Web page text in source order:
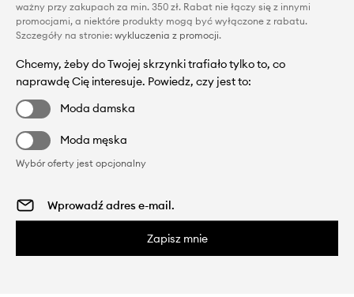
ważny przy zakupach za min. 350 zł. Rabat nie łączy się z innymi
promocjami, a niektóre produkty mogą być wyłączone z rabatu.
Szczegóły na stronie: wykluczenia z promocji.
Chcemy, żeby do Twojej skrzynki trafiało tylko to, co
naprawdę Cię interesuje. Powiedz, czy jest to:
Moda damska
Moda męska
Wybór oferty jest opcjonalny
Zapisz mnie